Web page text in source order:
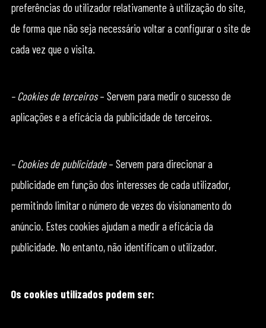
preferências do utilizador relativamente à utilização do site,
de forma que não seja necessário voltar a configurar o site de
cada vez que o visita.
– Cookies de terceiros– Servem para medir o sucesso de
aplicações e a eficácia da publicidade de terceiros.
– Cookies de publicidade– Servem para direcionar a
publicidade em função dos interesses de cada utilizador,
permitindo limitar o número de vezes do visionamento do
anúncio. Estes cookies ajudam a medir a eficácia da
publicidade. No entanto, não identificam o utilizador.
Os cookies utilizados podem ser: